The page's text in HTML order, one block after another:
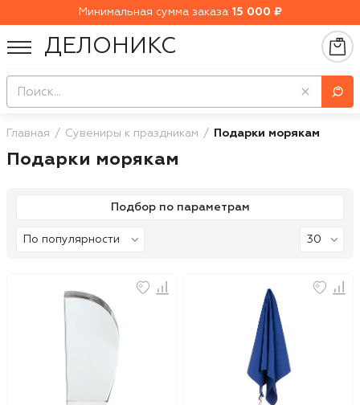
Минимальная сумма заказа 15 000 ₽
ДЕЛОНИКС
Главная Сувениры к праздникам Подарки морякам
Подарки морякам
Подбор по параметрам